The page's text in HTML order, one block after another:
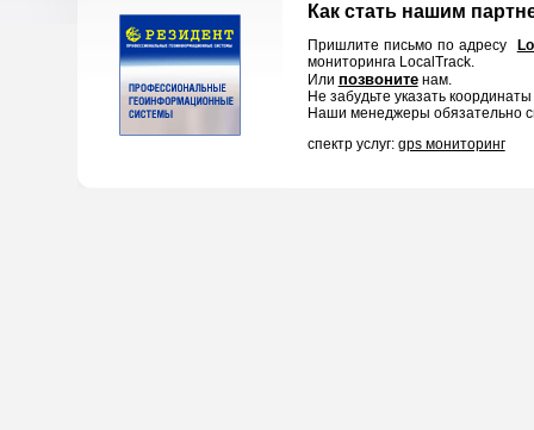
Как стать нашим
Пришлите письмо по адресу
мониторинга LocalTrack.
Или позвоните нам.
Не забудьте указать
Наши менеджеры обязательно
спектр услуг: gps мониторинг